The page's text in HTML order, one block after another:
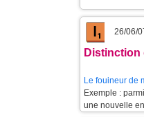
26/06/
Distinction
Le fouineur de
Exemple :
une nouvelle